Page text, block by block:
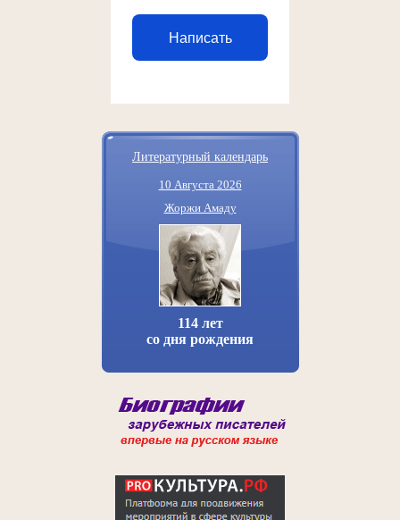
Написать
Литературный календарь
10 Августа 2026
Жоржи Амаду
114 лет
со дня рождения